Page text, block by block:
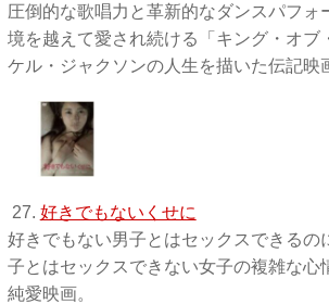
圧倒的な歌唱力と革新的なダンスパフォ
境を越えて愛され続ける「キング・オブ
ケル・ジャクソンの人生を描いた伝記映
27. 好きでもないくせに
好きでもない男子とはセックスできるの
子とはセックスできない女子の複雑な心
純愛映画。